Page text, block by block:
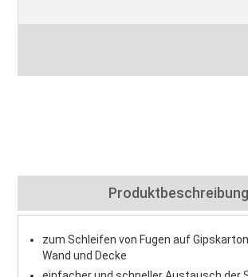
Produktbeschreibung
zum Schleifen von Fugen auf
Wand und Decke